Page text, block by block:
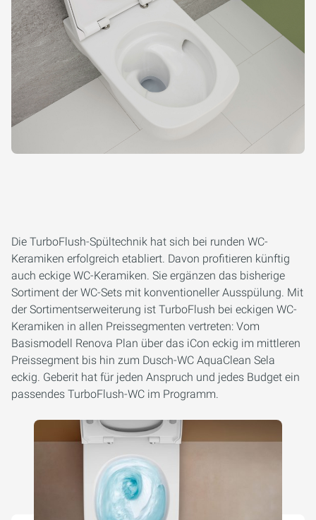
Die TurboFlush-Spültechnik hat sich bei runden WC-
Keramiken erfolgreich etabliert. Davon profitieren künftig
auch eckige WC-Keramiken. Sie ergänzen das bisherige
Sortiment der WC-Sets mit konventioneller Ausspülung. Mit
der Sortimentserweiterung ist TurboFlush bei eckigen WC-
Keramiken in allen Preissegmenten vertreten: Vom
Basismodell Renova Plan über das iCon eckig im mittleren
Preissegment bis hin zum Dusch-WC AquaClean Sela
eckig. Geberit hat für jeden Anspruch und jedes Budget ein
passendes TurboFlush-WC im Programm.